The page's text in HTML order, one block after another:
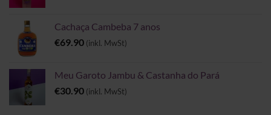
Cachaça Cambeba 7 anos
€69.90 (inkl. MwSt)
Meu Garoto Jambu & Castanha do Pará
€30.90 (inkl. MwSt)